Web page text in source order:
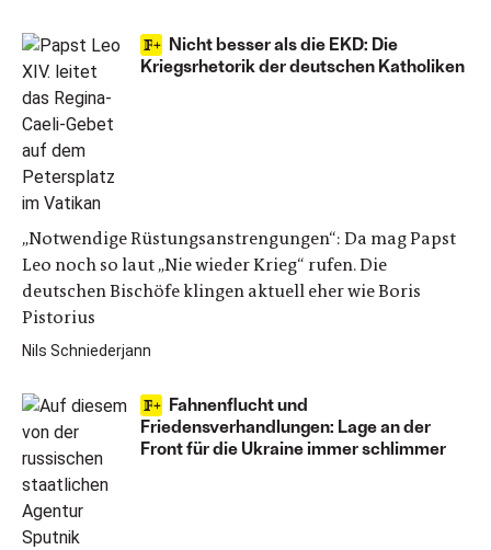
Nicht besser als die EKD: Die
Kriegsrhetorik der deutschen Katholiken
„Notwendige Rüstungsanstrengungen“: Da mag Papst
Leo noch so laut „Nie wieder Krieg“ rufen. Die
deutschen Bischöfe klingen aktuell eher wie Boris
Pistorius
Nils Schniederjann
Fahnenflucht und
Friedensverhandlungen: Lage an der
Front für die Ukraine immer schlimmer